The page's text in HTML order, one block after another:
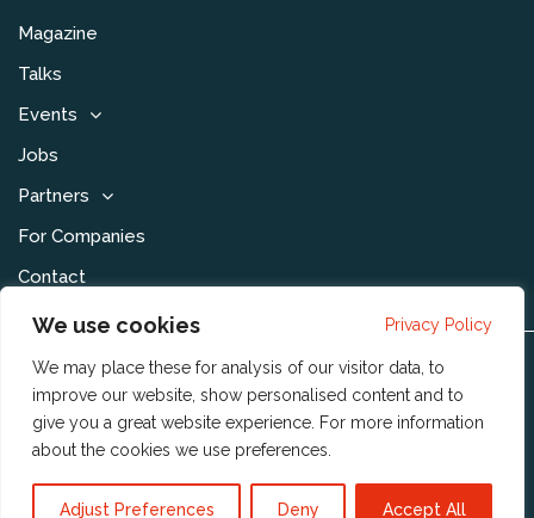
We use cookies Privacy Policy
We may place these for analysis of our visitor data, to
improve our website, show personalised content and to
give you a great website experience. For more information
about the cookies we use preferences
Adjust Preferences Deny Accept All
Magazine
Talks
Events
Jobs
Partners
For Companies
Contact
Disclaimer & Voorwaarden
Privacy Statement
Community Policy
Publishing Policy